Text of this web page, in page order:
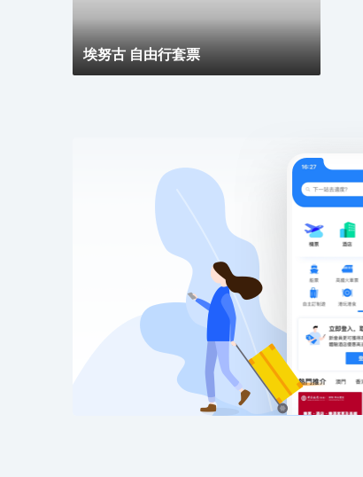
埃努古 自由行套票